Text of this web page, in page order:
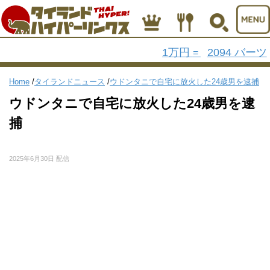
1万円 = 2094 バーツ
Home /タイランドニュース /ウドンタニで自宅に放火した24歳男を逮捕
ウドンタニで自宅に放火した24歳男を逮
捕
2025年6月30日 配信